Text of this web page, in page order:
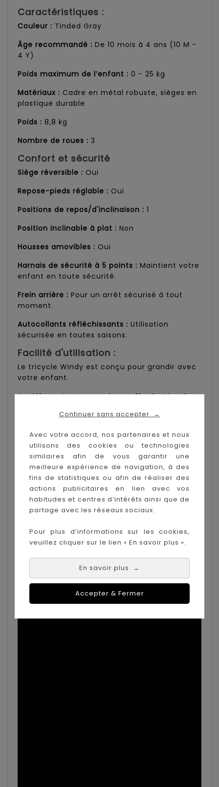
Continuer sans accepter →
Avec votre accord, nos partenaires et nous
utilisons des cookies ou technologies
similaires afin de vous garantir une
meilleure expérience de navigation, à des
fins de statistiques ou afin de réaliser des
actions publicitaires en lien avec vos
habitudes et centres d’intérêts ainsi que de
partage avec les réseaux sociaux.
Pour plus d’informations sur les cookies,
veuillez cliquer sur le lien « En savoir plus ».
En savoir plus →
Accepter & Fermer
Caractéristiques :
Couleur : Tinded Gray
Âge recommandé : De 10 mois à 4 ans (10 M -
4 Y)
Poids maximum de l’enfant : 0 - 25 kg
Matériaux : Cadre en métal robuste, sièges en
plastique durable
Poids : 8,8 kg
Nombre de roues : 3
Confort et sécurité
Siège réversible : Oui
Repose-pieds réglable : Oui
Positions de repos/d'inclinaison : 1
Position inclinable à plat : Non
Housses amovibles : Oui
Harnais de sécurité à 5 points : Maintient votre
enfant en toute sécurité.
Frein arrière : Pour un arrêt sécurisé à tout
moment.
Autocollants réfléchissants : Utilisation
sécurisée en toutes saisons.
Facilité d'utilisation :
Le tricycle Windy est conçu pour grandir avec
votre enfant.
Au début, c’est vous qui contrôlez le tricycle
l'assurance, vous pourrez retirer ces éléments,
lui permettant de prendre les commandes et
de se déplacer librement.
Son panier et son organisateur permettent
d’emporter tout le nécessaire pour vos
aventures.
Inclus :
Siège auto pour bébé :Non
Roues avant amovibles : Non
Roues arrière amovibles :Non